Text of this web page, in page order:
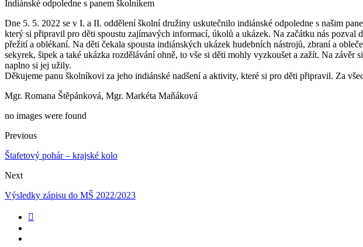
Indiánské odpoledne s panem školníkem
Dne 5. 5. 2022 se v I. a II. oddělení školní družiny uskutečnilo indiánské odpoledne s našim
který si připravil pro děti spoustu zajímavých informací, úkolů a ukázek. Na začátku nás
přežití a oblékaní. Na děti čekala spousta indiánských ukázek hudebních nástrojů, zbraní a
sekyrek, šipek a také ukázka rozdělávání ohně, to vše si děti mohly vyzkoušet a zažít. Na
naplno si jej užily.
Děkujeme panu školníkovi za jeho indiánské nadšení a aktivity, které si pro děti připravil. Za
Mgr. Romana Štěpánková, Mgr. Markéta Maňáková
no images were found
Previous
Štafetový pohár – krajské kolo
Next
Výsledky zápisu do MŠ 2022/2023